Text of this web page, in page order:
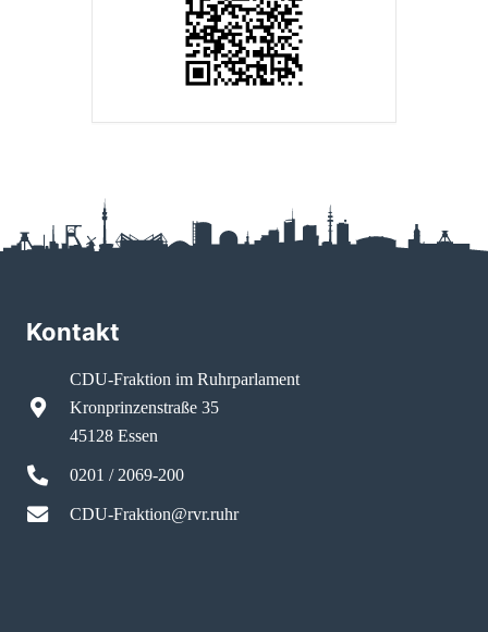
Kontakt
CDU-Fraktion im Ruhrparlament
Kronprinzenstraße 35
45128 Essen
0201 / 2069-200
CDU-Fraktion@rvr.ruhr